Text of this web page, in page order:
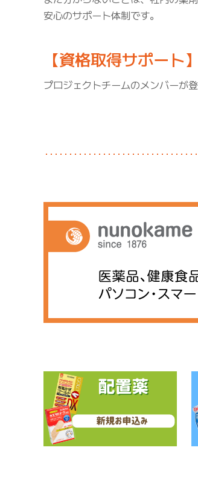
安心のサポート体制です。
【資格取得サポート】
プロジェクトチームのメンバーが